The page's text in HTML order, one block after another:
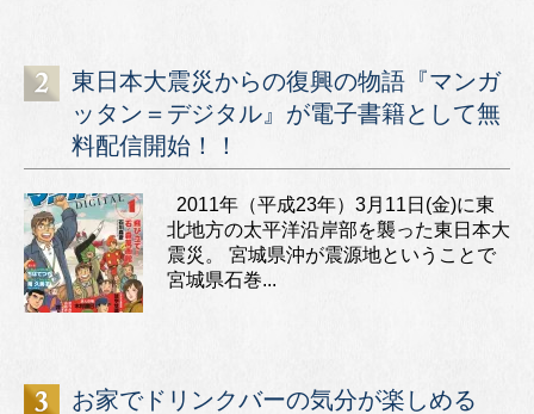
東日本大震災からの復興の物語『マンガ
ッタン＝デジタル』が電子書籍として無
料配信開始！！
2011年（平成23年）3月11日(金)に東
北地方の太平洋沿岸部を襲った東日本大
震災。 宮城県沖が震源地ということで
宮城県石巻...
お家でドリンクバーの気分が楽しめる